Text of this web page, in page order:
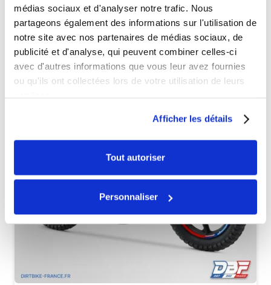
médias sociaux et d'analyser notre trafic. Nous
partageons également des informations sur l'utilisation de
notre site avec nos partenaires de médias sociaux, de
publicité et d'analyse, qui peuvent combiner celles-ci
avec d'autres informations que vous leur avez fournies
ou qu'ils ont collectées lors de votre utilisation de leurs
Afficher les détails
Tout autoriser
Personnaliser
Véhicules complets